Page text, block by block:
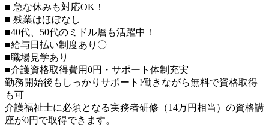
■ 急な休みも対応OK！
■ 残業はほぼなし
■40代、50代のミドル層も活躍中！
■給与日払い制度あり〇
■職場見学あり
■介護資格取得費用0円・サポート体制充実
勤務開始後もしっかりサポート!働きながら無料で資格取得
も可
介護福祉士に必須となる実務者研修（14万円相当）の資格講
座が0円で取得できます。